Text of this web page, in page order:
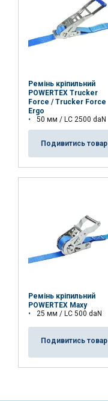
Ремінь кріпильний
POWERTEX Trucker
Force / Trucker Force
Ergo
50 мм / LC 2500 daN
Подивитись товар
Ремінь кріпильний
POWERTEX Maxy
25 мм / LC 500 daN
Подивитись товар